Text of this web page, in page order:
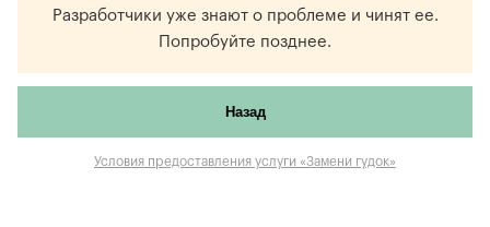
Разработчики уже знают о проблеме и чинят ее.
Попробуйте позднее.
Назад
Условия предоставления услуги «Замени гудок»